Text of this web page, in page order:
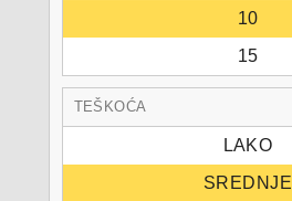
10
15
TEŠKOĆA
LAKO
SREDNJE